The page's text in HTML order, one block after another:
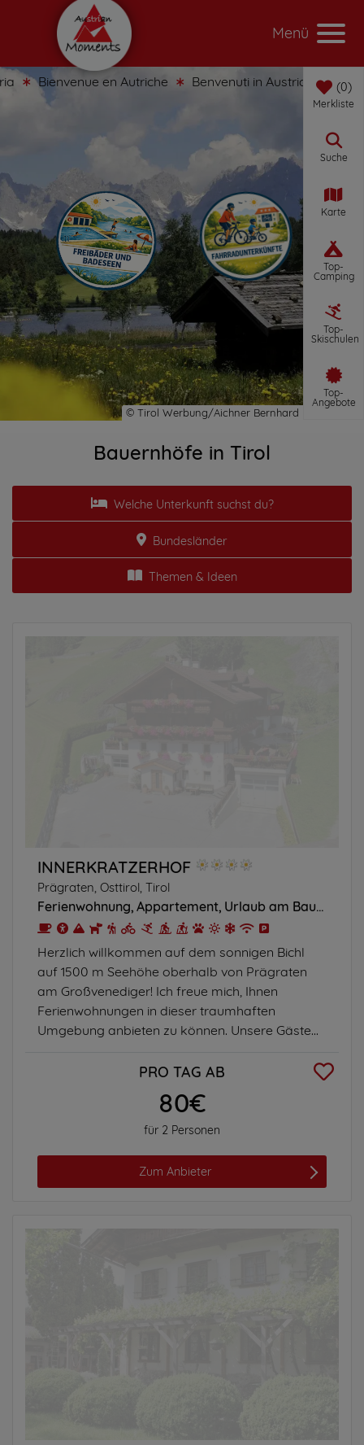
Menü
en Autriche Benvenuti in Austria Bienvenido a 0
Merkliste
Suche
Karte
Top-
Camping
Top-
Skischulen
Top-
Angebote
Bauernhöfe in Tirol
Welche Unterkunft suchst du?
Bundesländer
Themen & Ideen
INNERKRATZERHOF
Prägraten, Osttirol, Tirol
Ferienwohnung Appartement Urlaub am Bauernhof
Herzlich willkommen auf dem sonnigen Bichl
auf 1500 m Seehöhe oberhalb von Prägraten
am Großvenediger! Ich freue mich, Ihnen
Ferienwohnungen in dieser traumhaften
Umgebung anbieten zu können. Unsere Gäste...
PRO TAG AB
80€
für 2 Personen
Zum Anbieter